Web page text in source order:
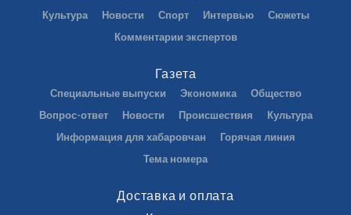
Культура
Новости Спорт Интервью
Сюжеты
Комментарии экспертов
Газета
Специальные выпуски Экономика
Общество
Вопрос-ответ
Новости Происшествия
Культура
Информация для хабаровчан
Горячая линия
Тема номера
Доставка и оплата